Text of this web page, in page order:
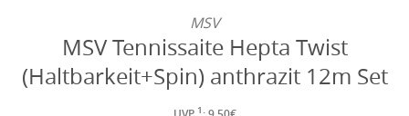
MSV
MSV Tennissaite Hepta Twist
(Haltbarkeit+Spin) anthrazit 12m Set
1